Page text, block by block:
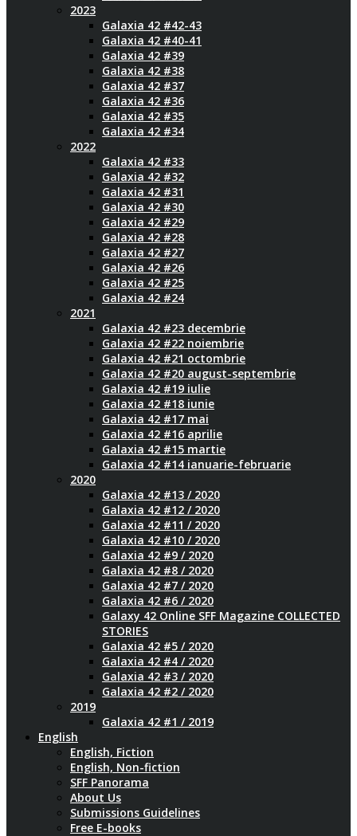
2023
Galaxia 42 #42-43
Galaxia 42 #40-41
Galaxia 42 #39
Galaxia 42 #38
Galaxia 42 #37
Galaxia 42 #36
Galaxia 42 #35
Galaxia 42 #34
2022
Galaxia 42 #33
Galaxia 42 #32
Galaxia 42 #31
Galaxia 42 #30
Galaxia 42 #29
Galaxia 42 #28
Galaxia 42 #27
Galaxia 42 #26
Galaxia 42 #25
Galaxia 42 #24
2021
Galaxia 42 #23 decembrie
Galaxia 42 #22 noiembrie
Galaxia 42 #21 octombrie
Galaxia 42 #20 august-septembrie
Galaxia 42 #19 iulie
Galaxia 42 #18 iunie
Galaxia 42 #17 mai
Galaxia 42 #16 aprilie
Galaxia 42 #15 martie
Galaxia 42 #14 ianuarie-februarie
2020
Galaxia 42 #13 / 2020
Galaxia 42 #12 / 2020
Galaxia 42 #11 / 2020
Galaxia 42 #10 / 2020
Galaxia 42 #9 / 2020
Galaxia 42 #8 / 2020
Galaxia 42 #7 / 2020
Galaxia 42 #6 / 2020
Galaxy 42 Online SFF Magazine COLLECTED
STORIES
Galaxia 42 #5 / 2020
Galaxia 42 #4 / 2020
Galaxia 42 #3 / 2020
Galaxia 42 #2 / 2020
2019
Galaxia 42 #1 / 2019
English
English, Fiction
English, Non-fiction
SFF Panorama
About Us
Submissions Guidelines
Free E-books